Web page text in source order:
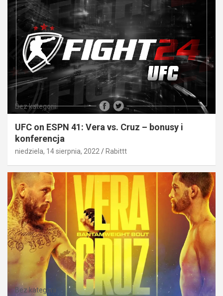
Bez kategorii
UFC on ESPN 41: Vera vs. Cruz – bonusy i
konferencja
niedziela, 14 sierpnia, 2022 Rabittt
Bez kategorii